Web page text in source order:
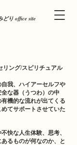
り office site
リング/スピリチュアル
我、ハイアーセルフや
な器（うつわ）の中
機的な流れが出てくる
てサポートさせていた
快な人生体験、思考、
るものが何なのか、と